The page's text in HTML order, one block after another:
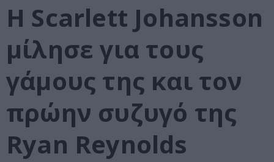
Η Scarlett Johansson
μίλησε για τους
γάμους της και τον
πρώην συζυγό της
Ryan Reynolds